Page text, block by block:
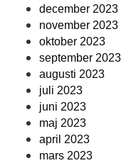
december 2023
november 2023
oktober 2023
september 2023
augusti 2023
juli 2023
juni 2023
maj 2023
april 2023
mars 2023